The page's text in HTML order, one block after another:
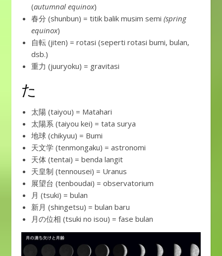
(autumnal equinox)
春分 (shunbun) = titik balik musim semi (spring
equinox)
自転 (jiten) = rotasi (seperti rotasi bumi, bulan,
dsb.)
重力 (juuryoku) = gravitasi
た
太陽 (taiyou) = Matahari
太陽系 (taiyou kei) = tata surya
地球 (chikyuu) = Bumi
天文学 (tenmongaku) = astronomi
天体 (tentai) = benda langit
天皇制 (tennousei) = Uranus
展望台 (tenboudai) = observatorium
月 (tsuki) = bulan
新月 (shingetsu) = bulan baru
月の位相 (tsuki no isou) = fase bulan